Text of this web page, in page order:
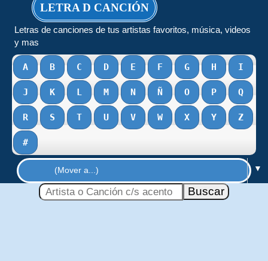
LETRA D CANCIÓN
Letras de canciones de tus artistas favoritos, música, videos
y mas
A B C D E F G H I
J K L M N Ñ O P Q
R S T U V W X Y Z
#
▼